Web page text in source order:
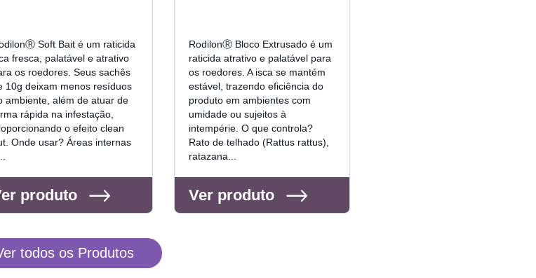
Soft Bait é um raticida
fresca, palatável e atrativo
os roedores. Seus sachês
10g deixam menos resíduos
ambiente, além de atuar de
rápida na infestação,
o efeito clean
Onde usar? Áreas internas
produto
RodilonⓇ Bloco Extrusado é um
raticida atrativo e palatável para
os roedores. A isca se mantém
estável, trazendo eficiência do
produto em ambientes com
umidade ou sujeitos à
intempérie. O que controla?
Rato de telhado (Rattus rattus),
ratazana...
Ver produto
todos os Produtos